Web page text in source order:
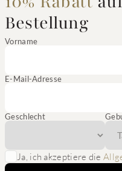
Bestellung
Vorname
E-Mail-Adresse
Geschlecht
Ja, ich akzeptiere die